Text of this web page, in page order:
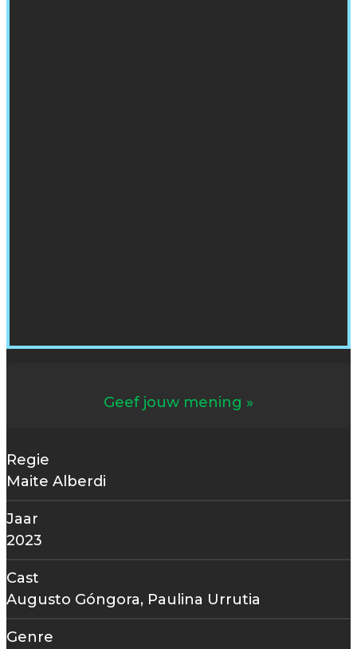
Geef jouw mening
Regie
Maite Alberdi
Jaar
2023
Cast
Augusto Góngora, Paulina Urrutia
Genre